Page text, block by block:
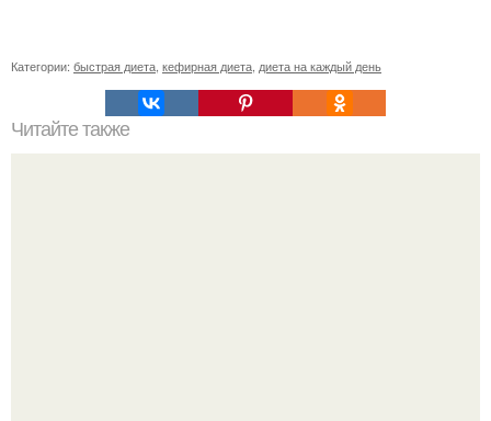
Категории: быстрая диета кефирная диета диета на каждый день
Читайте также